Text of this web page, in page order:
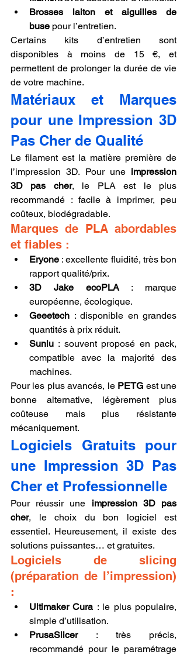
Brosses laiton et aiguilles de
buse pour l’entretien.
Certains kits d’entretien sont
disponibles à moins de 15 €, et
permettent de prolonger la durée de vie
de votre machine.
Matériaux et Marques
pour une Impression 3D
Pas Cher de Qualité
Le filament est la matière première de
l’impression 3D. Pour une impression
3D pas cher, le PLA est le plus
recommandé : facile à imprimer, peu
coûteux, biodégradable.
Marques de PLA abordables
et fiables :
Eryone : excellente fluidité, très bon
rapport qualité/prix.
3D Jake ecoPLA : marque
européenne, écologique.
Geeetech : disponible en grandes
quantités à prix réduit.
Sunlu : souvent proposé en pack,
compatible avec la majorité des
machines.
Pour les plus avancés, le PETG est une
bonne alternative, légèrement plus
coûteuse mais plus résistante
mécaniquement.
Logiciels Gratuits pour
une Impression 3D Pas
Cher et Professionnelle
Pour réussir une impression 3D pas
cher, le choix du bon logiciel est
essentiel. Heureusement, il existe des
solutions puissantes… et gratuites.
Logiciels de slicing
(préparation de l’impression)
:
Ultimaker Cura : le plus populaire,
simple d’utilisation.
PrusaSlicer : très précis,
recommandé pour le paramétrage